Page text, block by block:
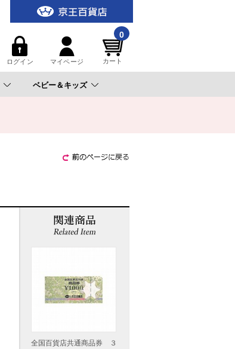
ログイン マイページ
0
カート
ベビー＆キッズ
全国百貨店共通商品券 ３